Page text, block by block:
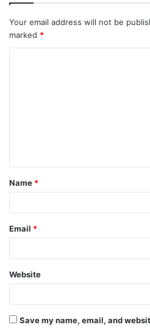
Your email address will not be
marked *
Name *
Email *
Website
Save my name, email, and